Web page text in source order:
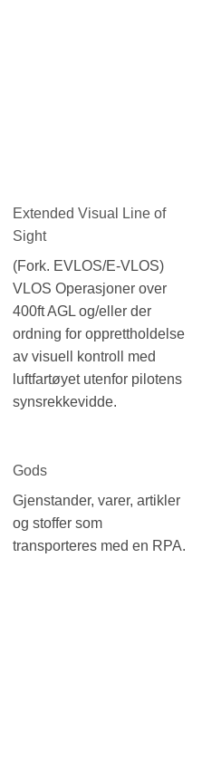
Extended Visual Line of
Sight
(Fork. EVLOS/E-VLOS)
VLOS Operasjoner over
400ft AGL og/eller der
ordning for opprettholdelse
av visuell kontroll med
luftfartøyet utenfor pilotens
synsrekkevidde.
Gods
Gjenstander, varer, artikler
og stoffer som
transporteres med en RPA.